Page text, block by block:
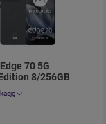
z umową 123zł
70 5G
8/256GB